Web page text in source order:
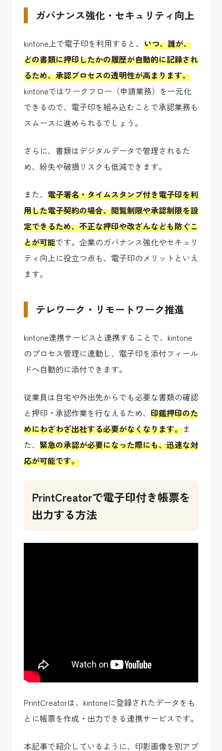
ガバナンス強化・セキュリティ向上
kintone上で電子印を利用すると、 いつ、誰が、
どの書類に押印したかの履歴が自動的に記録され
るため、承認プロセスの透明性が高まります。
kintoneではワークフロー（申請業務）を一元化
できるので、電子印を組み込むことで承認業務も
スムースに進められるでしょう。
さらに、書類はデジタルデータで管理されるた
め、紛失や破損リスクも低減できます。
また、 電子署名・タイムスタンプ付き電子印を利
用した電子契約の場合、閲覧制限や承認制限を設
定できるため、不正な押印や改ざんなども防ぐこ
とが可能です。企業のガバナンス強化やセキュリ
ティ向上に役立つ点も、電子印のメリットといえ
ます。
テレワーク・リモートワーク推進
kintone連携サービスと連携することで、kintone
のプロセス管理に連動し、電子印を添付フィール
ドへ自動的に添付できます。
従業員は自宅や外出先からでも必要な書類の確認
と押印・承認作業を行なえるため、 印鑑押印のた
めにわざわざ出社する必要がなくなります。ま
た、 緊急の承認が必要になった際にも、迅速な対
応が可能です。
PrintCreatorで電子印付き帳票を
出力する方法
PrintCreatorは、kintoneに登録されたデータをも
とに帳票を作成・出力できる連携サービスです。
本記事で紹介しているように、印影画像を別アプ